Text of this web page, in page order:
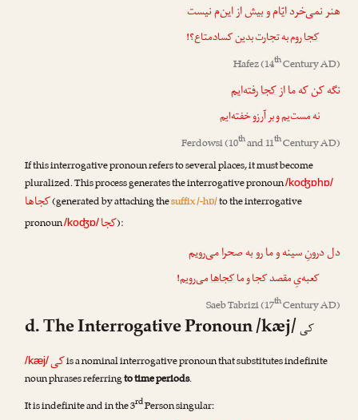
هنر نمی‌خرد ایّام و بیش از این‌م نیست
کجاروم به تجارت بدین کساد‌متاع؟!
Hafez(14thCentury AD)
نگه کن که ما ازکجارفته‌ایم
نه مست‌یم و بر آرزو خفته‌ایم
Ferdowsi(10thand 11thCentury AD)
If this interrogative pronoun refers to several places, it must become
pluralized. This process generates the interrogative pronoun/koʤɒhɒ/
کجاها(generated by attaching thesuffix /-hɒ/to the interrogative
pronoun/koʤɒ/ کجا):
دل درونِ سینه و ما رو به صحرا می‌رویم
کعبه‌یِ مقصد کجا و ماکجاهامی‌رویم!
Saeb Tabrizi(17thCentury AD)
d. The Interrogative Pronoun /kæj/کی
/kæj/کیis a nominal interrogative pronoun that substitutes indefinite
noun phrases referringto time periods.
It is indefinite and in the 3rdPerson singular: